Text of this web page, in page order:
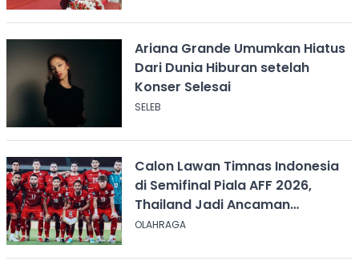
Ariana Grande Umumkan Hiatus
Dari Dunia Hiburan setelah
Konser Selesai
SELEB
Calon Lawan Timnas Indonesia
di Semifinal Piala AFF 2026,
Thailand Jadi Ancaman
Terbesar
OLAHRAGA